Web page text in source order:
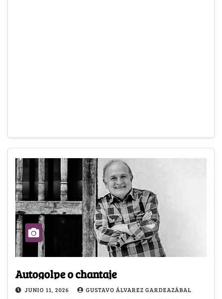
Autogolpe o chantaje
JUNIO 11, 2026 GUSTAVO ÁLVAREZ GARDEAZÁBAL